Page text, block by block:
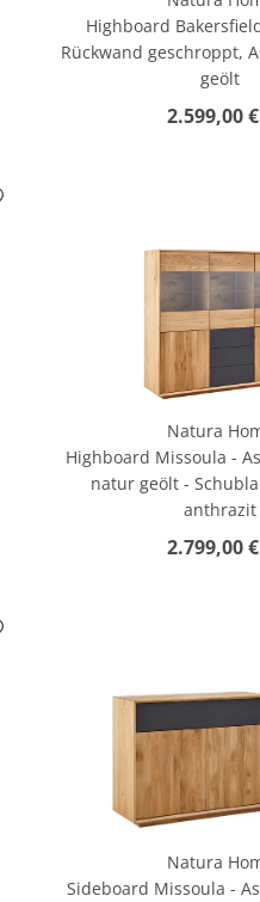
Highboard
Rückwand geschroppt,
geölt
2.599,00
Natura
Highboard Missoula -
natur geölt -
anthrazit
2.799,00
Natura
Sideboard Missoula -